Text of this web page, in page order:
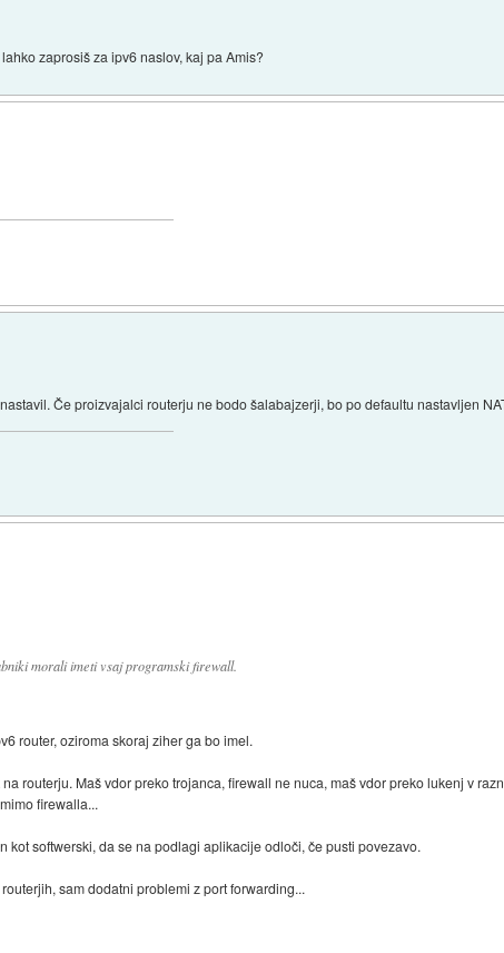
zaprosiš za ipv6 naslov, kaj pa Amis?
Če proizvajalci routerju ne bodo šalabajzerji, bo po defaultu nastavljen
morali imeti vsaj programski firewall.
router, oziroma skoraj ziher ga bo imel.
routerju. Maš vdor preko trojanca, firewall ne nuca, maš vdor preko lukenj v
firewalla...
softwerski, da se na podlagi aplikacije odloči, če pusti povezavo.
sam dodatni problemi z port forwarding...